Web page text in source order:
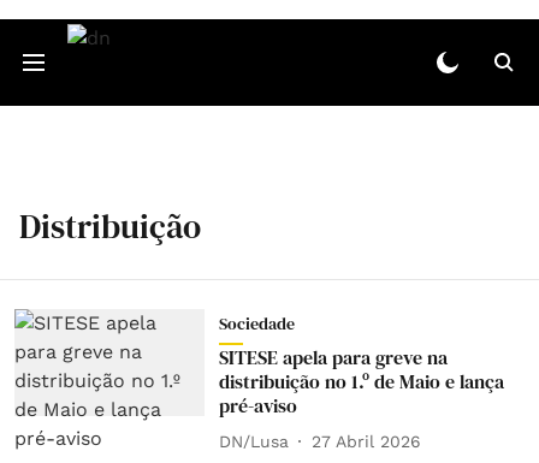
Distribuição
Sociedade
SITESE apela para greve na
distribuição no 1.º de Maio e lança
pré-aviso
DN/Lusa 27 Abril 2026